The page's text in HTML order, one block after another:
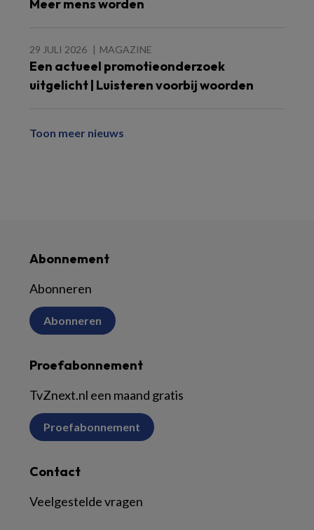
Meer mens worden
29 JULI 2026 MAGAZINE
Een actueel promotieonderzoek
uitgelicht | Luisteren voorbij woorden
Toon meer nieuws
Abonnement
Abonneren
Abonneren
Proefabonnement
TvZnext.nl een maand gratis
Proefabonnement
Contact
Veelgestelde vragen